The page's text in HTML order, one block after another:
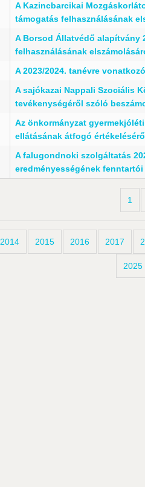
A Kazincbarcikai
támogatás felhasználásának
A Borsod Állatvédő alapítvány
felhasználásának
A 2023/2024. tanévre
A sajókazai Nappali Szociális
tevékenységéről szóló
Az önkormányzat
ellátásának átfogó
A falugondnoki szolgáltatás
eredményességének
1
2014 2015 2016 2017
2025